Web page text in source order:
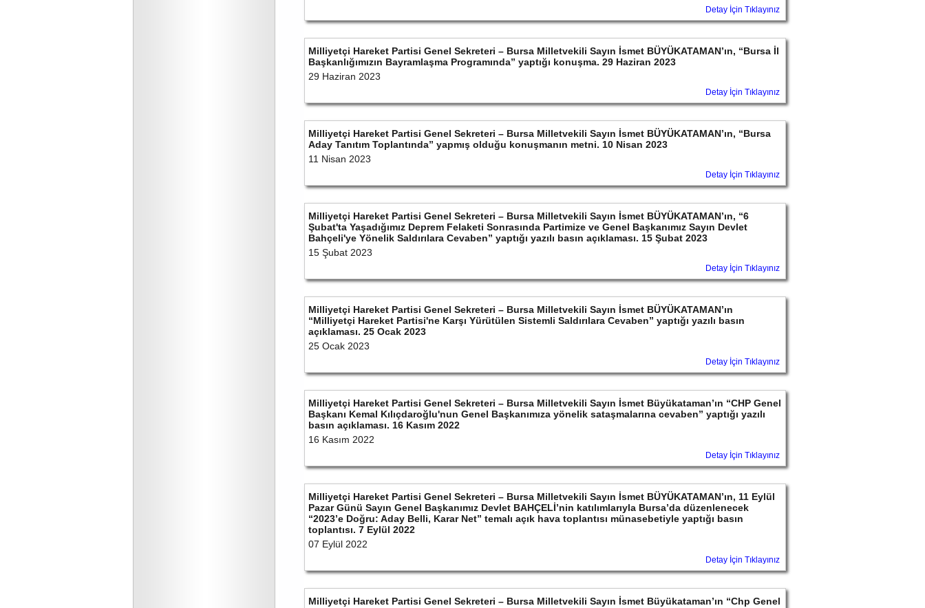
Detay İçin Tıklayınız
Milliyetçi Hareket Partisi Genel Sekreteri – Bursa Milletvekili Sayın İsmet BÜYÜKATAMAN’ın, “Bursa İl
Başkanlığımızın Bayramlaşma Programında” yaptığı konuşma. 29 Haziran 2023
29 Haziran 2023
Detay İçin Tıklayınız
Milliyetçi Hareket Partisi Genel Sekreteri – Bursa Milletvekili Sayın İsmet BÜYÜKATAMAN’ın, “Bursa
Aday Tanıtım Toplantında” yapmış olduğu konuşmanın metni. 10 Nisan 2023
11 Nisan 2023
Detay İçin Tıklayınız
Milliyetçi Hareket Partisi Genel Sekreteri – Bursa Milletvekili Sayın İsmet BÜYÜKATAMAN’ın, “6
Şubat'ta Yaşadığımız Deprem Felaketi Sonrasında Partimize ve Genel Başkanımız Sayın Devlet
Bahçeli'ye Yönelik Saldırılara Cevaben” yaptığı yazılı basın açıklaması. 15 Şubat 2023
15 Şubat 2023
Detay İçin Tıklayınız
Milliyetçi Hareket Partisi Genel Sekreteri – Bursa Milletvekili Sayın İsmet BÜYÜKATAMAN’ın
“Milliyetçi Hareket Partisi'ne Karşı Yürütülen Sistemli Saldırılara Cevaben” yaptığı yazılı basın
açıklaması. 25 Ocak 2023
25 Ocak 2023
Detay İçin Tıklayınız
Milliyetçi Hareket Partisi Genel Sekreteri – Bursa Milletvekili Sayın İsmet Büyükataman’ın “CHP Genel
Başkanı Kemal Kılıçdaroğlu'nun Genel Başkanımıza yönelik sataşmalarına cevaben” yaptığı yazılı
basın açıklaması. 16 Kasım 2022
16 Kasım 2022
Detay İçin Tıklayınız
Milliyetçi Hareket Partisi Genel Sekreteri – Bursa Milletvekili Sayın İsmet BÜYÜKATAMAN’ın, 11 Eylül
Pazar Günü Sayın Genel Başkanımız Devlet BAHÇELİ’nin katılımlarıyla Bursa’da düzenlenecek
“2023’e Doğru: Aday Belli, Karar Net” temalı açık hava toplantısı münasebetiyle yaptığı basın
toplantısı. 7 Eylül 2022
07 Eylül 2022
Detay İçin Tıklayınız
Milliyetçi Hareket Partisi Genel Sekreteri – Bursa Milletvekili Sayın İsmet Büyükataman’ın “Chp Genel